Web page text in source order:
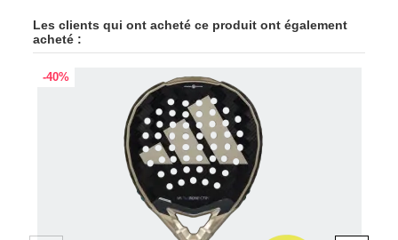
Les clients qui ont acheté ce produit ont également
acheté :
-40%